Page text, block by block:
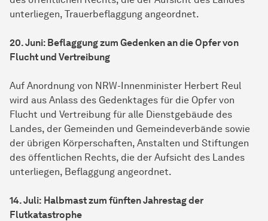
unterliegen, Trauerbeflaggung angeordnet.
20. Juni: Beflaggung zum Gedenken an die Opfer von
Flucht und Vertreibung
Auf Anordnung von NRW-Innenminister Herbert Reul
wird aus Anlass des Gedenktages für die Opfer von
Flucht und Vertreibung für alle Dienstgebäude des
Landes, der Gemeinden und Gemeindeverbände sowie
der übrigen Körperschaften, Anstalten und Stiftungen
des öffentlichen Rechts, die der Aufsicht des Landes
unterliegen, Beflaggung angeordnet.
14. Juli: Halbmast zum fünften Jahrestag der
Flutkatastrophe